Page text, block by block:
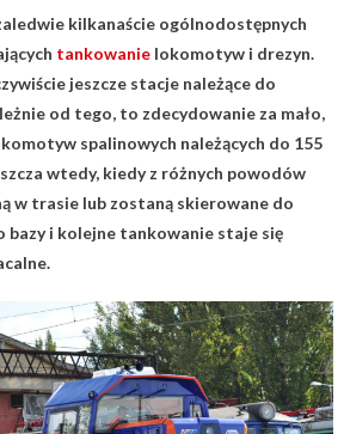
kilkanaście ogólnodostępnych
tankowanielokomotyw i drezyn.
jeszcze stacje należące do
od tego, to zdecydowanie za mało,
spalinowych należących do 155
wtedy, kiedy z różnych powodów
w trasie lub zostaną skierowane do
bazy i kolejne tankowanie staje się